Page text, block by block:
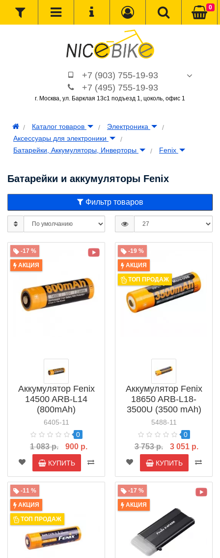
+7 (903) 755-19-93
+7 (495) 755-19-93
г. Москва, ул. Барклая 13с1 подъезд 1, цоколь, офис 1
0
Каталог товаров
Электроника
Аксессуары для электроники
Батарейки, Аккумуляторы, Инверторы
Fenix
Батарейки и аккумуляторы Fenix
Фильтр товаров
-17 %
АКЦИЯ
Аккумулятор Fenix
14500 ARB-L14
(800mAh)
6405-11
0
1 083 р. 900 р.
КУПИТЬ
-19 %
АКЦИЯ
ТОП ПРОДАЖ
Аккумулятор Fenix
18650 ARB-L18-
3500U (3500 mAh)
5488-11
0
3 753 р. 3 051 р.
КУПИТЬ
-11 %
АКЦИЯ
ТОП ПРОДАЖ
-17 %
АКЦИЯ